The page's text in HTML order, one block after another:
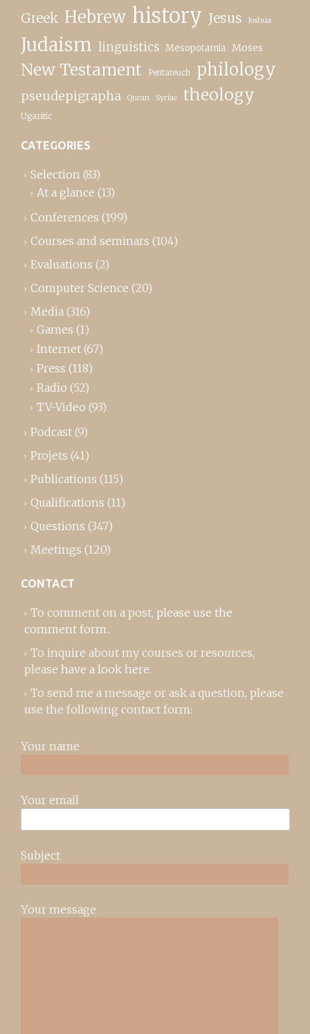
Greek Hebrew history Jesus Joshua
Judaism linguistics Mesopotamia Moses
New Testament Pentateuch philology
pseudepigrapha Quran Syriac theology
Ugaritic
CATEGORIES
Selection (83)
At a glance (13)
Conferences (199)
Courses and seminars (104)
Evaluations (2)
Computer Science (20)
Media (316)
Games (1)
Internet (67)
Press (118)
Radio (52)
TV-Video (93)
Podcast (9)
Projets (41)
Publications (115)
Qualifications (11)
Questions (347)
Meetings (120)
CONTACT
To comment on a post, please use the
comment form..
To inquire about my courses or resources,
please have a look here.
To send me a message or ask a question, please
use the following contact form:
Your name
Your email
Subject
Your message